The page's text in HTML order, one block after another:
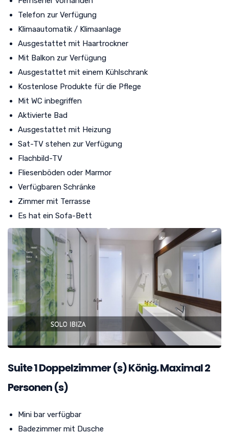
Telefon zur Verfügung
Klimaautomatik / Klimaanlage
Ausgestattet mit Haartrockner
Mit Balkon zur Verfügung
Ausgestattet mit einem Kühlschrank
Kostenlose Produkte für die Pflege
Mit WC inbegriffen
Aktivierte Bad
Ausgestattet mit Heizung
Sat-TV stehen zur Verfügung
Flachbild-TV
Fliesenböden oder Marmor
Verfügbaren Schränke
Zimmer mit Terrasse
Es hat ein Sofa-Bett
Suite1Doppelzimmer (s) König. Maximal 2
Personen (s)
Mini bar verfügbar
Badezimmer mit Dusche